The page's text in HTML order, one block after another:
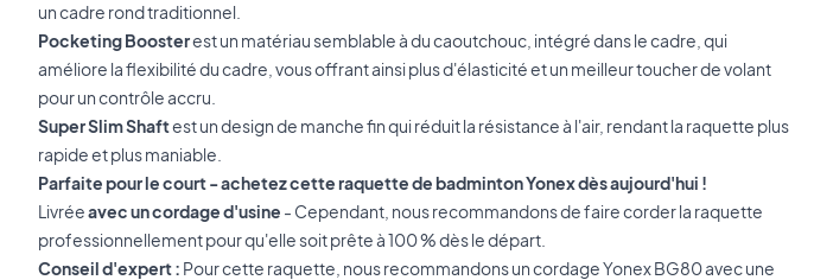
un cadre rond traditionnel.
Pocketing Boosterest un matériau semblable à du caoutchouc, intégré dans le cadre, qui
améliore la flexibilité du cadre, vous offrant ainsi plus d'élasticité et un meilleur toucher de volant
pour un contrôle accru.
Super Slim Shaftest un design de manche fin qui réduit la résistance à l'air, rendant la raquette plus
rapide et plus maniable.
Parfaite pour le court - achetez cette raquette de badminton Yonex dès aujourd'hui !
Livréeavec un cordage d'usine - Cependant, nous recommandons de faire corder la raquette
professionnellement pour qu'elle soit prête à 100 % dès le départ.
Conseil d'expert : Pour cette raquette, nous recommandons un cordage Yonex BG80 avec une